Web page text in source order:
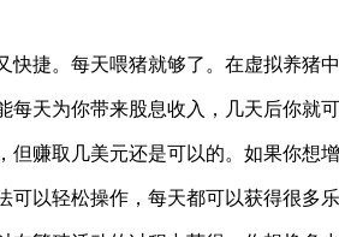
快捷。每天喂猪就够了。在虚拟养猪中
每天为你带来股息收入，几天后你就可
但赚取几美元还是可以的。如果你想
可以轻松操作，每天都可以获得很多乐